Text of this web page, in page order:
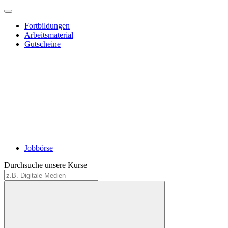
Fortbildungen
Arbeitsmaterial
Gutscheine
Jobbörse
Durchsuche unsere Kurse